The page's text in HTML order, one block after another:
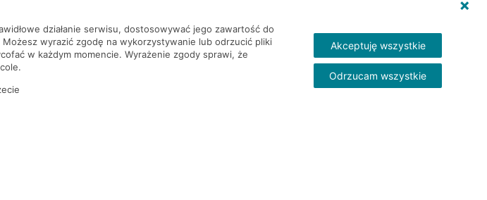
działanie serwisu, dostosowywać jego zawartość do
wyrazić zgodę na wykorzystywanie lub odrzucić pliki
w każdym momencie. Wyrażenie zgody sprawi, że
Akceptuję wszystkie
Odrzucam wszystkie